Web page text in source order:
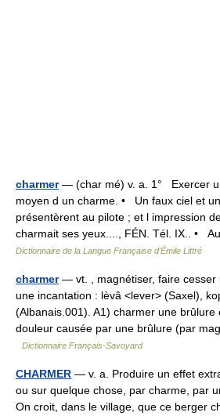
charmer— (char mé) v. a. 1° Exercer
moyen d un charme. • Un faux ciel et
présentèrent au pilote ; et l impression
charmait ses yeux...., FÉN. Tél. IX.. •
Dictionnaire de la Langue Française d'Émile Littré
charmer— vt. , magnétiser, faire cesser
une incantation : lèvâ <lever> (Saxel),
(Albanais.001). A1) charmer une brûlure
douleur causée par une brûlure (par
Dictionnaire Français-Savoyard
CHARMER — v. a. Produire un effet
ou sur quelque chose, par charme, par
On croit, dans le village, que ce berger